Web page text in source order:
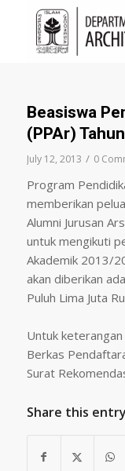
Beasiswa
(PPAr)
July 12, 2013 / 0
Program
memberikan
Alumni Jurusan
untuk mengikuti
Akademik 2013/
akan diberikan
Puluh Lima Juta
Untuk
Berkas
Surat
Share this entry